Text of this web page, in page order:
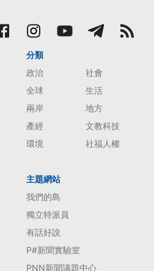
分類
政治
社會
全球
生活
兩岸
地方
產經
文教科技
環境
社福人權
主題網站
我們的島
獨立特派員
有話好說
P#新聞實驗室
PNN新聞議題中心